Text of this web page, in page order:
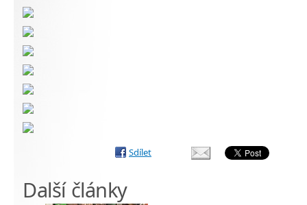
Sdílet
Další články